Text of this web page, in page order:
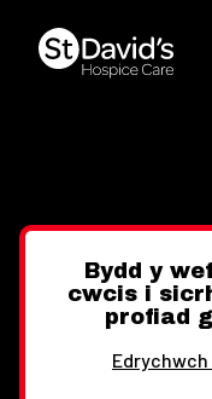
Twitter
Bydd y
cwcis i
profiad